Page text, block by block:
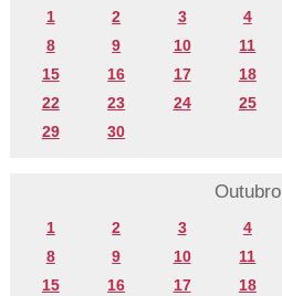
1 2 3 4
8
9 10 11
15
16 17 18
22
23 24 25
29
30
Outubro
1 2 3 4
8
9 10 11
15
16 17 18